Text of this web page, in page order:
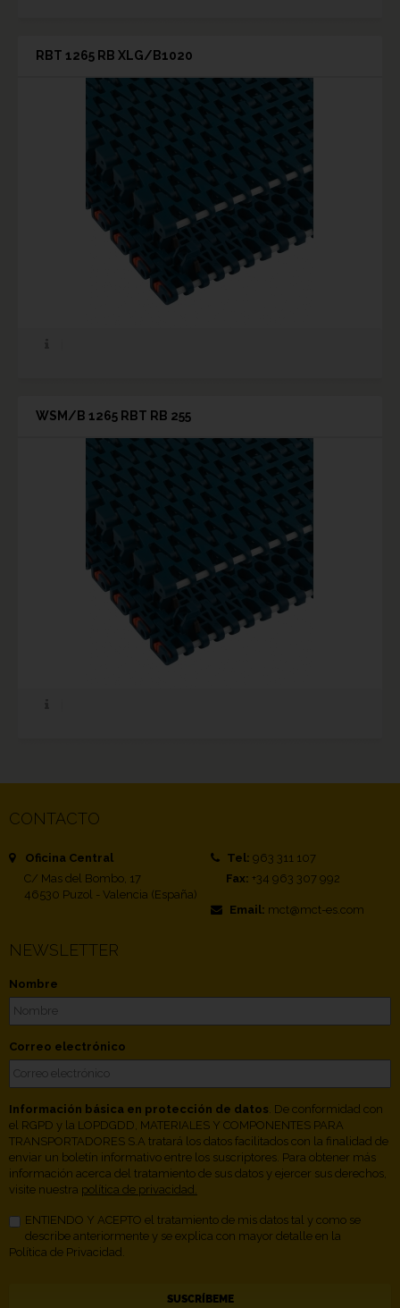
RBT 1265 RB XLG/B1020
WSM/B 1265 RBT RB 255
CONTACTO
Oficina Central
C/ Mas del Bombo, 17
46530 Puzol - Valencia (España)
Tel: 963 311 107
Fax: +34 963 307 992
Email: mct@mct-es.com
NEWSLETTER
Nombre
Correo electrónico
Información básica en protección de datos . De conformidad con
el RGPD y la LOPDGDD, MATERIALES Y COMPONENTES PARA
TRANSPORTADORES S.A tratará los datos facilitados con la finalidad de
enviar un boletín informativo entre los suscriptores. Para obtener más
información acerca del tratamiento de sus datos y ejercer sus derechos,
visite nuestra política de privacidad.
ENTIENDO Y ACEPTO el tratamiento de mis datos tal y como se
describe anteriormente y se explica con mayor detalle en la
Política de Privacidad.